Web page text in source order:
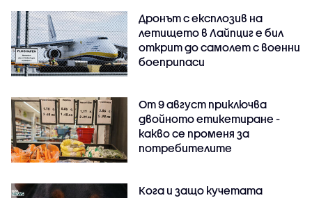
Дронът с експлозив на
летището в Лайпциг е бил
открит до самолет с военни
боеприпаси
От 9 август приключва
двойното етикетиране -
какво се променя за
потребителите
Кога и защо кучетата